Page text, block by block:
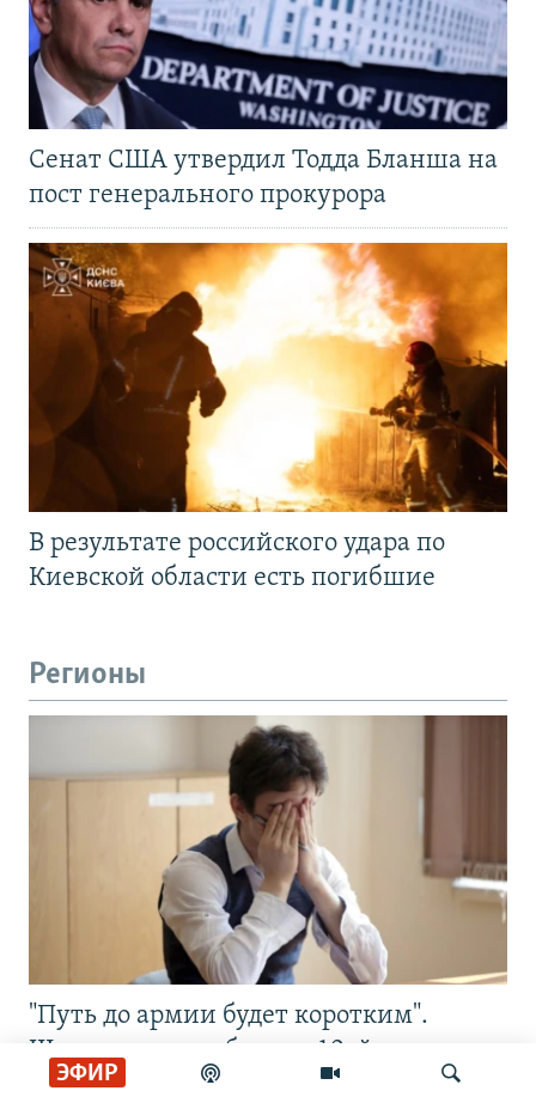
ЭФИР
Сенат США утвердил Тодда Бланша на
пост генерального прокурора
В результате российского удара по
Киевской области есть погибшие
Регионы
"Путь до армии будет коротким".
Школьников не берут в 10-й класс